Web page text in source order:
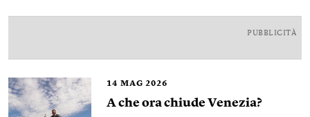
PUBBLICITÀ
14 MAG 2026
A che ora chiude Venezia?